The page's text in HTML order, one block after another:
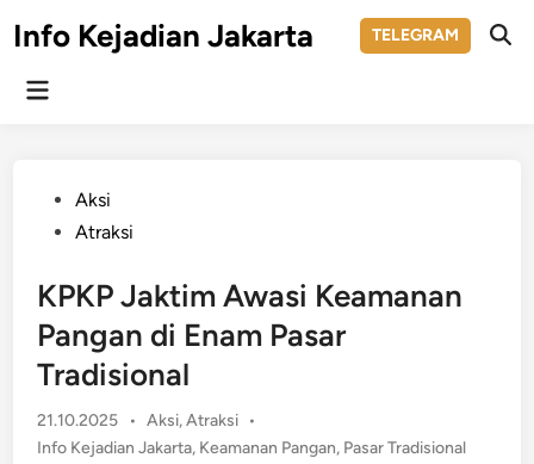
toInfo Kejadian Jakarta TELEGRAM
Main
PostedAksi
Atraksi
KPKP Jaktim Awasi Keamanan
Pangan di Enam Pasar
Tradisional
21.10.2025 • Posted
in
Aksi,Atraksi •
Info Kejadian Jakarta, Keamanan Pangan, Pasar Tradisional